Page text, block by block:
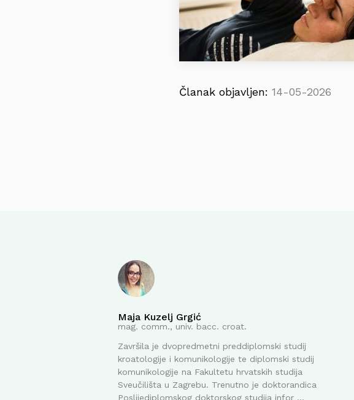
Članak objavljen: 14-05-2026
Maja Kuzelj Grgić
mag. comm., univ. bacc. croat.
Završila je dvopredmetni preddiplomski studij
kroatologije i komunikologije te diplomski studij
komunikologije na Fakultetu hrvatskih studija
Sveučilišta u Zagrebu. Trenutno je doktorandica
Poslijediplomskog doktorskog studija infor ...